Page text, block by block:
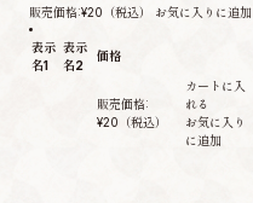
販売価格:¥20 （税込） お気に入りに追加
表示
名1
表示
名2
価格
販売価格:
¥20 （税込）
カートに入
れる
お気に入り
に追加